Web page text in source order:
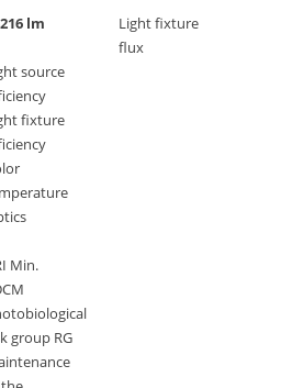
lm
Light fixture
flux
source
fixture
Min.
group RG